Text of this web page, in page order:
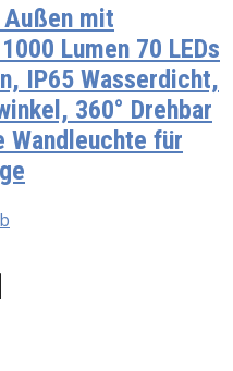
mit
Lumen 70 LEDs
IP65 Wasserdicht,
360° Drehbar
Wandleuchte für